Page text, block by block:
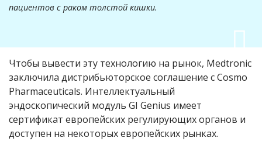
пациентов с раком толстой кишки.
Чтобы вывести эту технологию на рынок, Medtronic
заключила дистрибьюторское соглашение с Cosmo
Pharmaceuticals. Интеллектуальный
эндоскопический модуль GI Genius имеет
сертификат европейских регулирующих органов и
доступен на некоторых европейских рынках.